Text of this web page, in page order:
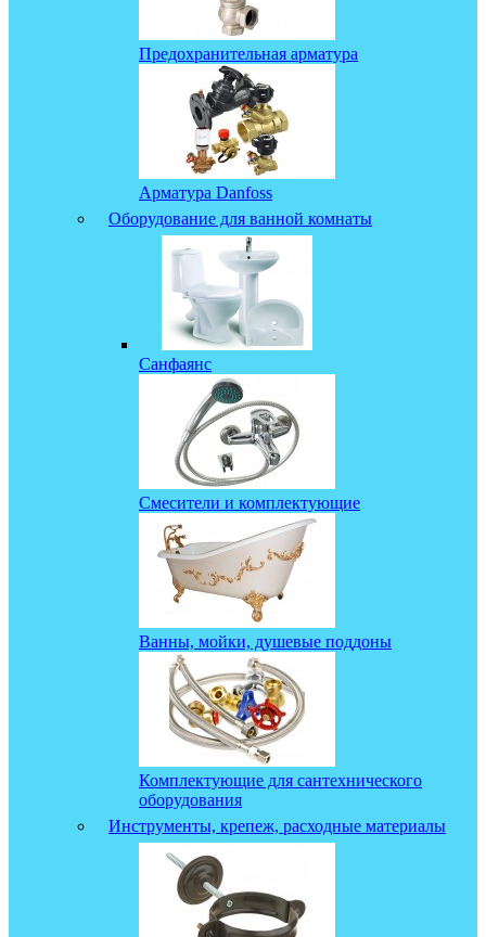
Предохранительная арматура
Арматура Danfoss
Оборудование для ванной комнаты
Санфаянс
Смесители и комплектующие
Ванны, мойки, душевые поддоны
Комплектующие для сантехнического
оборудования
Инструменты, крепеж, расходные материалы